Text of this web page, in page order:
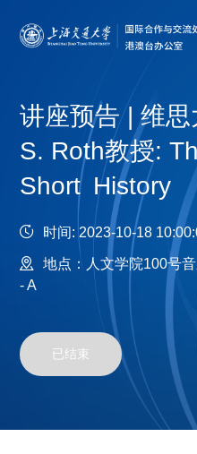
讲座预告 | 维
S. Roth教授:
Short History
时间: 2023-10-18
地点：人文学院100号
- A
已结束